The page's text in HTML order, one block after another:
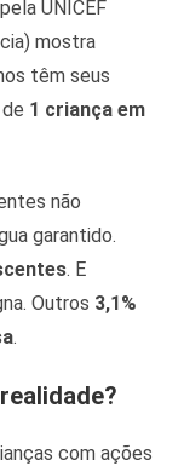
UNICEF
mostra
têm seus
1 criança em
não
garantido.
. E
Outros 3,1%
.
com ações